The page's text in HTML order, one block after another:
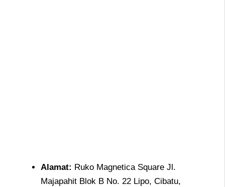
Alamat: Ruko Magnetica Square Jl.
Majapahit Blok B No. 22 Lipo, Cibatu,